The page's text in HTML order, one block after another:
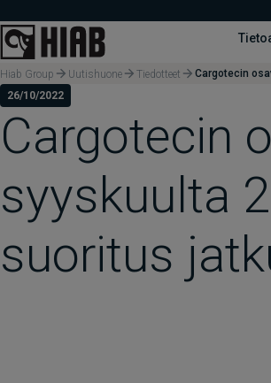
Hiab Group Uutishuone Tiedotteet
Cargotecin
26/10/2022
Cargotecin
syyskuulta
suoritus